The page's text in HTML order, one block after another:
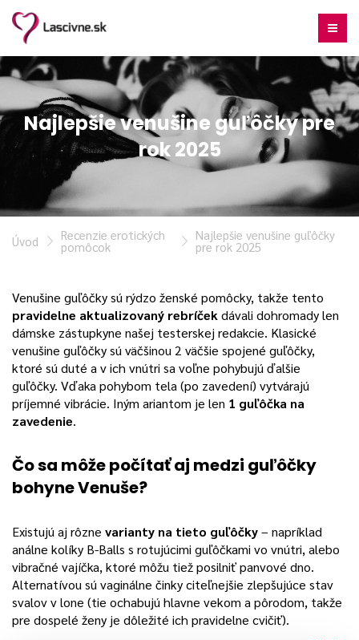
Najlepšie venušine guľôčky pre
rok 2025
Úvod Recenzie erotických
pomôcok
Najlepšie venušine guľôčky
pre rok 2025
Venušine guľôčky sú rýdzo ženské pomôcky, takže tento
pravidelne aktualizovaný rebríček dávali dohromady len
dámske zástupkyne našej testerskej redakcie. Klasické
venušine guľôčky sú väčšinou 2 väčšie spojené guľôčky,
ktoré sú duté a v ich vnútri sa voľne pohybujú ďalšie
guľôčky. Vďaka pohybom tela (po zavedení) vytvárajú
príjemné vibrácie. Iným ariantom je len 1 guľôčka na
zavedenie.
Čo sa môže počítať aj medzi guľôčky
bohyne Venuše?
Existujú aj rôzne varianty na tieto guľôčky– napríklad
análne kolíky B-Balls s rotujúcimi guľôčkami vo vnútri, alebo
vibračné vajíčka, ktoré môžu tiež posilniť panvové dno.
Alternatívou sú vaginálne činky citeľnejšie zlepšujúce stav
svalov v lone (tie ochabujú hlavne vekom a pôrodom, takže
pre dospelé ženy je dôležité ich pravidelne cvičiť).